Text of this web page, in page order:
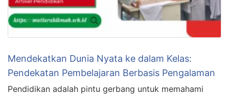
Mendekatkan Dunia Nyata ke dalam Kelas:
Pendekatan Pembelajaran Berbasis Pengalaman
Pendidikan adalah pintu gerbang untuk memahami